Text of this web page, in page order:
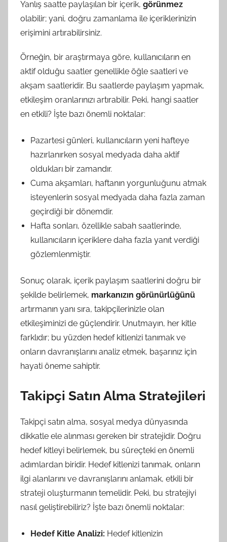
Yanlış saatte paylaşılan bir içerik, görünmez
olabilir; yani, doğru zamanlama ile içeriklerinizin
erişimini artırabilirsiniz.
Örneğin, bir araştırmaya göre, kullanıcıların en
aktif olduğu saatler genellikle öğle saatleri ve
akşam saatleridir. Bu saatlerde paylaşım yapmak,
etkileşim oranlarınızı artırabilir. Peki, hangi saatler
en etkili? İşte bazı önemli noktalar:
Pazartesi günleri, kullanıcıların yeni hafteye
hazırlanırken sosyal medyada daha aktif
oldukları bir zamandır.
Cuma akşamları, haftanın yorgunluğunu atmak
isteyenlerin sosyal medyada daha fazla zaman
geçirdiği bir dönemdir.
Hafta sonları, özellikle sabah saatlerinde,
kullanıcıların içeriklere daha fazla yanıt verdiği
gözlemlenmiştir.
Sonuç olarak, içerik paylaşım saatlerini doğru bir
şekilde belirlemek, markanızın görünürlüğünü
artırmanın yanı sıra, takipçilerinizle olan
etkileşiminizi de güçlendirir. Unutmayın, her kitle
farklıdır; bu yüzden hedef kitlenizi tanımak ve
onların davranışlarını analiz etmek, başarınız için
hayati öneme sahiptir.
Takipçi Satın Alma Stratejileri
Takipçi satın alma, sosyal medya dünyasında
dikkatle ele alınması gereken bir stratejidir. Doğru
hedef kitleyi belirlemek, bu süreçteki en önemli
adımlardan biridir. Hedef kitlenizi tanımak, onların
ilgi alanlarını ve davranışlarını anlamak, etkili bir
strateji oluşturmanın temelidir. Peki, bu stratejiyi
nasıl geliştirebiliriz? İşte bazı önemli noktalar:
Hedef Kitle Analizi: Hedef kitlenizin